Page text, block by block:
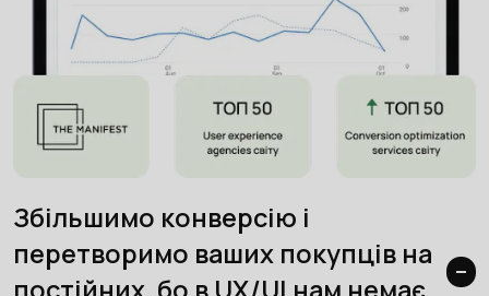
Збільшимо конверсію і
перетворимо ваших покупців на